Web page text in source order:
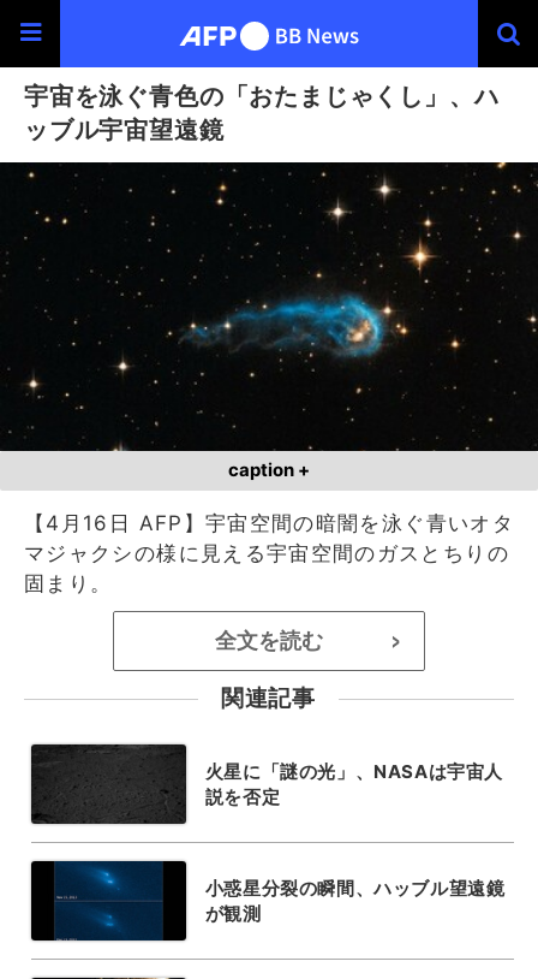
宇宙を泳ぐ青色の「おたまじゃくし」、ハ
ッブル宇宙望遠鏡
caption +
【4月16日 AFP】宇宙空間の暗闇を泳ぐ青いオタ
マジャクシの様に見える宇宙空間のガスとちりの
固まり。
全文を読む >
関連記事
火星に「謎の光」、NASAは宇宙人
説を否定
小惑星分裂の瞬間、ハッブル望遠鏡
が観測